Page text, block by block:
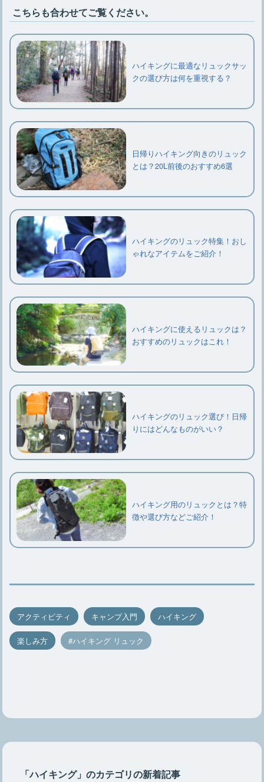
こちらも合わせてご覧ください。
ハイキングに最適なリュックサッ
クの選び方は何を重視する？
日帰りハイキング向きのリュック
とは？20L前後のおすすめ6選
ハイキングのリュック特集！おし
ゃれなアイテムをご紹介！
ハイキングに使えるリュックは？
おすすめのリュックはこれ！
ハイキングのリュック選び！日帰
りにはどんなものがいい？
ハイキング用のリュックとは？特
徴や選び方などご紹介！
アクティビティ キャンプ入門 ハイキング
楽しみ方 ハイキング リュック
「ハイキング」のカテゴリの新着記事